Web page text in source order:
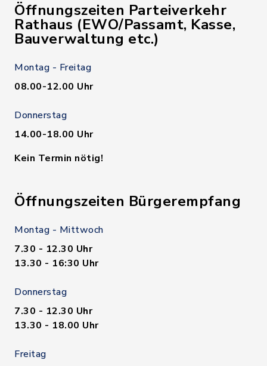
Öffnungszeiten Parteiverkehr
Rathaus (EWO/Passamt, Kasse,
Bauverwaltung etc.)
Montag - Freitag
08.00-12.00 Uhr
Donnerstag
14.00-18.00 Uhr
Kein Termin nötig!
Öffnungszeiten Bürgerempfang
Montag - Mittwoch
7.30 - 12.30 Uhr
13.30 - 16:30 Uhr
Donnerstag
7.30 - 12.30 Uhr
13.30 - 18.00 Uhr
Freitag